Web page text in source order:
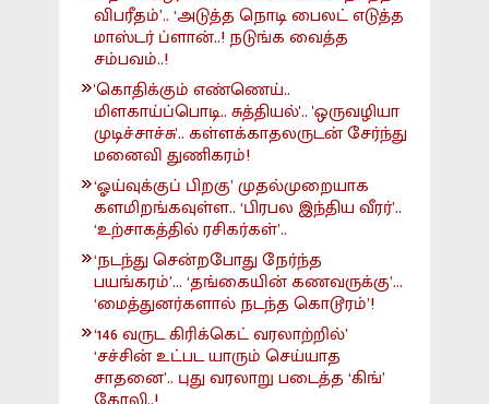
விபரீதம்’.. ‘அடுத்த நொடி பைலட் எடுத்த
மாஸ்டர் ப்ளான்..! நடுங்க வைத்த
சம்பவம்..!
'கொதிக்கும் எண்ணெய்..
மிளகாய்ப்பொடி.. சுத்தியல்'.. 'ஒருவழியா
முடிச்சாச்சு'.. கள்ளக்காதலருடன் சேர்ந்து
மனைவி துணிகரம்!
‘ஓய்வுக்குப் பிறகு’ முதல்முறையாக
களமிறங்கவுள்ள.. ‘பிரபல இந்திய வீரர்’..
‘உற்சாகத்தில் ரசிகர்கள்’..
‘நடந்து சென்றபோது நேர்ந்த
பயங்கரம்’... ‘தங்கையின் கணவருக்கு’...
‘மைத்துனர்களால் நடந்த கொடூரம்’!
‘146 வருட கிரிக்கெட் வரலாற்றில்’
‘சச்சின் உட்பட யாரும் செய்யாத
சாதனை’.. புது வரலாறு படைத்த ‘கிங்’